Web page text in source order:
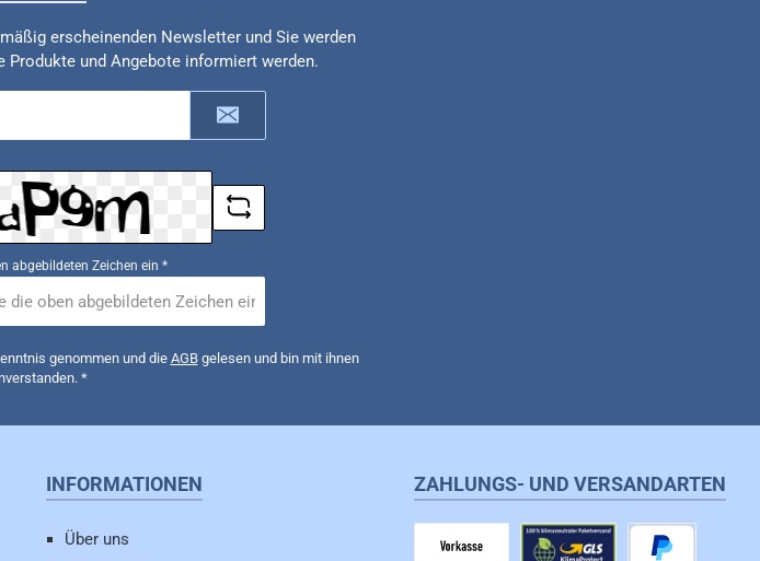
erscheinenden Newsletter und Sie werden
Produkte und Angebote informiert werden.
abgebildeten Zeichen ein *
genommen und die AGBgelesen und bin mit ihnen
*
INFORMATIONEN
Über uns
ZAHLUNGS- UND VERSANDARTEN